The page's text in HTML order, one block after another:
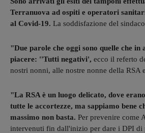
Terranuova ad ospiti e operatori
al Covid-19. La soddisfazione del
"Due parole che oggi sono quelle che in
piacere: ''Tutti negativi', ecco il referto
nostri nonni, alle nostre nonne della RSA
"La RSA è un luogo delicato, dove
tutte le accortezze, ma sappiamo bene
massimo non basta. Per prevenire come
intervenuti fin dall'inizio per dare i DPI di